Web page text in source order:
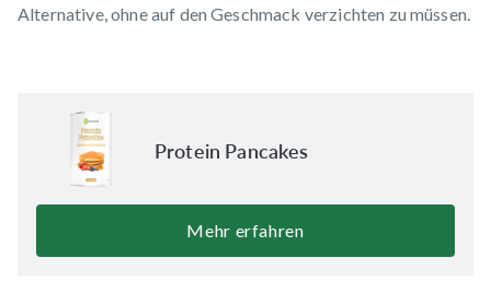
Alternative, ohne auf den Geschmack verzichten zu müssen.
Protein Pancakes
Mehr erfahren